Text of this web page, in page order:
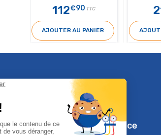
112€90 TTC
AJOUTER AU PANIER
Climservice